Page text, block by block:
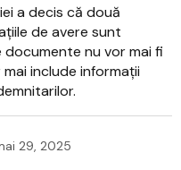
a decis că două
de avere sunt
nu vor mai fi
include informații
29, 2025